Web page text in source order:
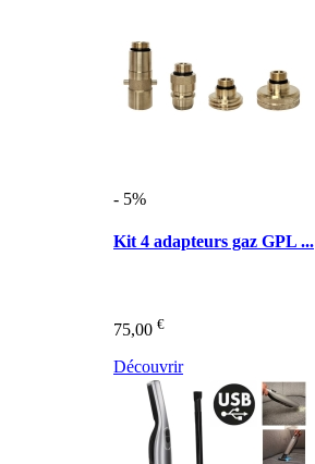
- 5%
Kit 4 adapteurs gaz GPL ...
75,00 €
Découvrir